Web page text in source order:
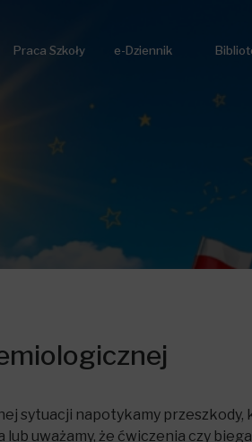
Praca Szkoły e-Dziennik
sytuacji napotykamy przeszkody,
uważamy, że ćwiczenia czy